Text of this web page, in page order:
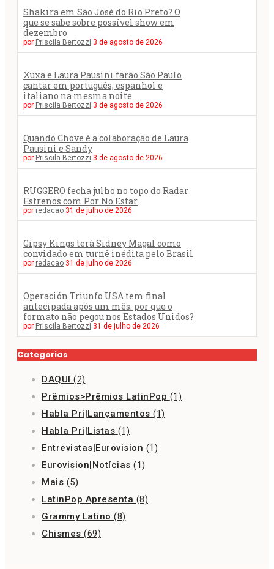
Shakira em São José do Rio Preto? O
que se sabe sobre possível show em
dezembro
por Priscila Bertozzi 3 de agosto de 2026
Xuxa e Laura Pausini farão São Paulo
cantar em português, espanhol e
italiano na mesma noite
por Priscila Bertozzi 3 de agosto de 2026
Quando Chove é a colaboração de Laura
Pausini e Sandy
por Priscila Bertozzi 3 de agosto de 2026
RUGGERO fecha julho no topo do Radar
Estrenos com Por No Estar
por redacao 31 de julho de 2026
Gipsy Kings terá Sidney Magal como
convidado em turnê inédita pelo Brasil
por redacao 31 de julho de 2026
Operación Triunfo USA tem final
antecipada após um mês: por que o
formato não pegou nos Estados Unidos?
por Priscila Bertozzi 31 de julho de 2026
Categorias
DAQUI (2)
Prêmios>Prêmios LatinPop (1)
Habla Pri|Lançamentos (1)
Habla Pri|Listas (1)
Entrevistas|Eurovision (1)
Eurovision|Notícias (1)
Mais (5)
LatinPop Apresenta (8)
Grammy Latino (8)
Chismes (69)